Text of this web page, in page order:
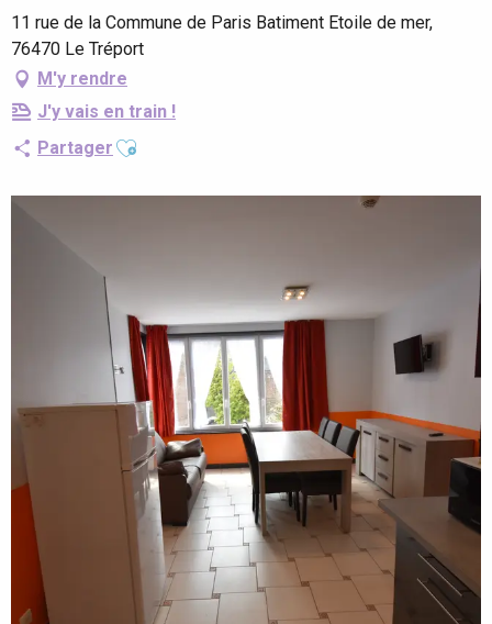
11 rue de la Commune de Paris Batiment Etoile de mer,
76470 Le Tréport
M'y rendre
J'y vais en train !
Partager Ajouter aux favoris